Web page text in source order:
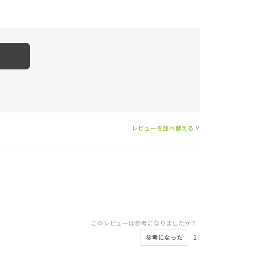
レビューを並べ替える >
このレビューは参考になりましたか？
参考になった
2